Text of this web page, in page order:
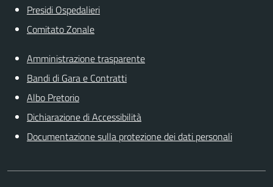
Presidi Ospedalieri
Comitato Zonale
Amministrazione trasparente
Bandi di Gara e Contratti
Albo Pretorio
Dichiarazione di Accessibilità
Documentazione sulla protezione dei dati personali